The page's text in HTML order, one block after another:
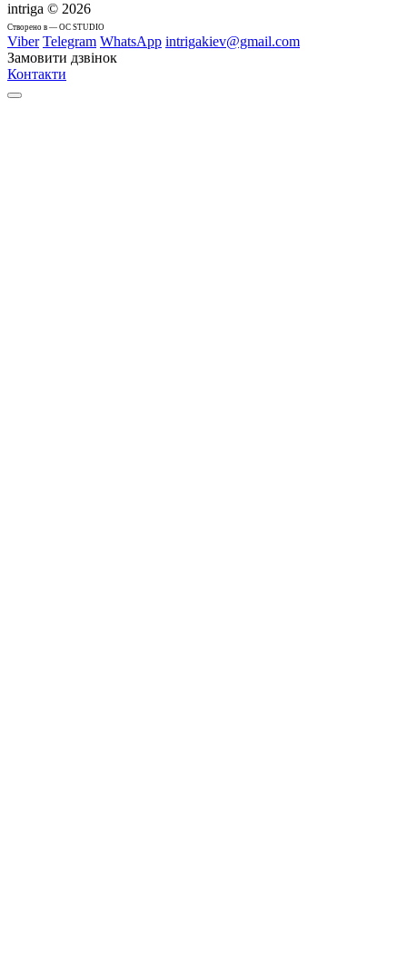
intriga © 2026
Cтворено в — OC STUDIO
Viber Telegram WhatsApp intrigakiev@gmail.com
Замовити дзвінок
Контакти